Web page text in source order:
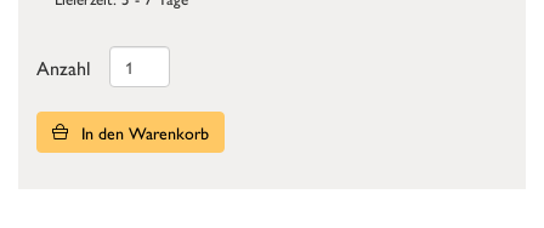
Anzahl
In den Warenkorb